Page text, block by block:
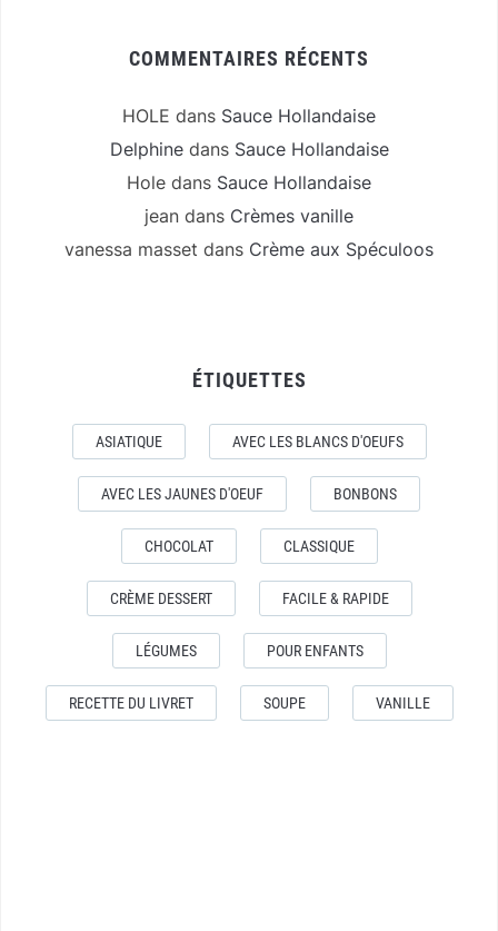
COMMENTAIRES RÉCENTS
HOLE dans Sauce Hollandaise
Delphinedans Sauce Hollandaise
Hole dans Sauce Hollandaise
jean dans Crèmes vanille
vanessa masset dans Crème aux Spéculoos
ÉTIQUETTES
ASIATIQUE AVEC LES BLANCS D'OEUFS
AVEC LES JAUNES D'OEUF BONBONS
CHOCOLAT CLASSIQUE
CRÈME DESSERT FACILE & RAPIDE
LÉGUMES POUR ENFANTS
RECETTE DU LIVRET SOUPE VANILLE